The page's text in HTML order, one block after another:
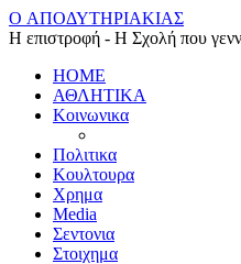
O ΑΠΟΔΥΤΗΡΙΑΚΙΑΣ
Η επιστροφή - Η Σχολή που
HOME
ΑΘΛΗΤΙΚΑ
Κοινωνικα
Πολιτικα
Κουλτουρα
Χρημα
Media
Σεντονια
Στοιχημα